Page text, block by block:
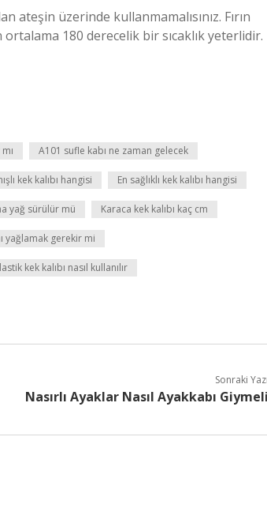
ateşin üzerinde kullanmamalısınız. Fırın
ortalama 180 derecelik bir sıcaklık yeterlidir.
A101 sufle kabı ne zaman gelecek
kek kalıbı hangisi En sağlıklı kek kalıbı hangisi
yağ sürülür mü Karaca kek kalıbı kaç cm
yağlamak gerekir mi
kek kalıbı nasıl kullanılır
Sonraki Yazı
Nasırlı Ayaklar Nasıl Ayakkabı Giymeli